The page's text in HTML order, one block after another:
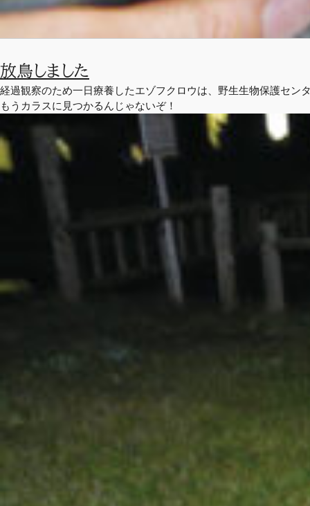
放鳥しました
経過観察のため一日療養したエゾフクロウは、野生生物保護セ
もうカラスに見つかるんじゃないぞ！